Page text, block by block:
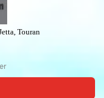
Touran